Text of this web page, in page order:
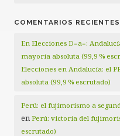
COMENTARIOS RECIENTES
En Elecciones D=a=:
mayoría absoluta (99,9 %
Elecciones en Andalucía: el
absoluta (99,9 % escrutado)
Perú: el fujimorismo a
en Perú: victoria del
escrutado)